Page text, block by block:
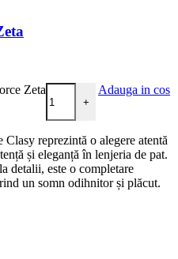
Zeta
+
Adauga in cos
reprezintă o alegere atentă
și eleganță în lenjeria de pat.
detalii, este o completare
un somn odihnitor și plăcut.